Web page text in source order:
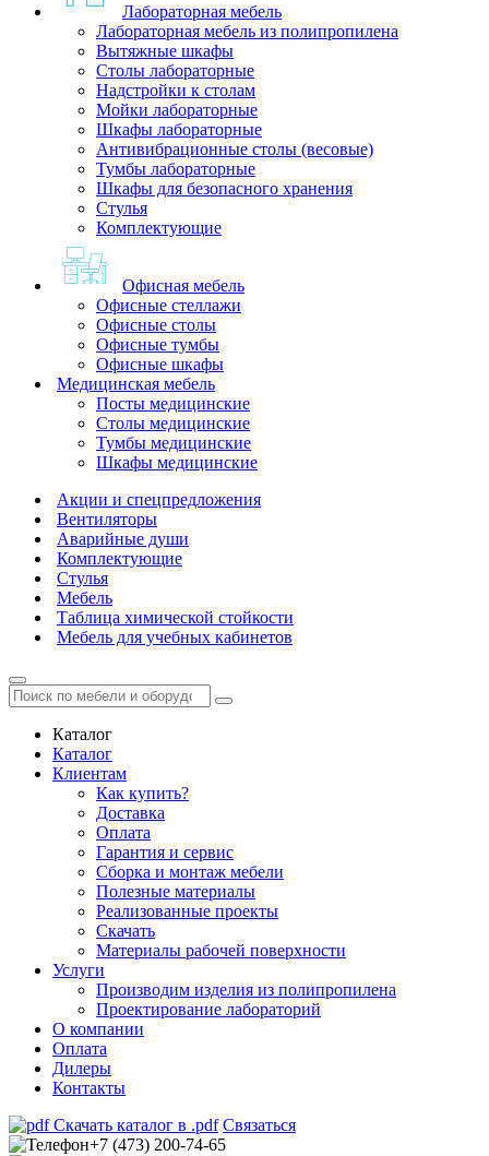
Лабораторная мебель
Лабораторная мебель из полипропилена
Вытяжные шкафы
Столы лабораторные
Надстройки к столам
Мойки лабораторные
Шкафы лабораторные
Антивибрационные столы (весовые)
Тумбы лабораторные
Шкафы для безопасного хранения
Стулья
Комплектующие
Офисная мебель
Офисные стеллажи
Офисные столы
Офисные тумбы
Офисные шкафы
Медицинская мебель
Посты медицинские
Столы медицинские
Тумбы медицинские
Шкафы медицинские
Акции и спецпредложения
Вентиляторы
Аварийные души
Комплектующие
Стулья
Мебель
Таблица химической стойкости
Мебель для учебных кабинетов
Каталог
Каталог
Клиентам
Как купить?
Доставка
Оплата
Гарантия и сервис
Сборка и монтаж мебели
Полезные материалы
Реализованные проекты
Скачать
Материалы рабочей поверхности
Услуги
Производим изделия из полипропилена
Проектирование лабораторий
О компании
Оплата
Дилеры
Контакты
Скачать каталог в .pdf Связаться
+7 (473) 200-74-65